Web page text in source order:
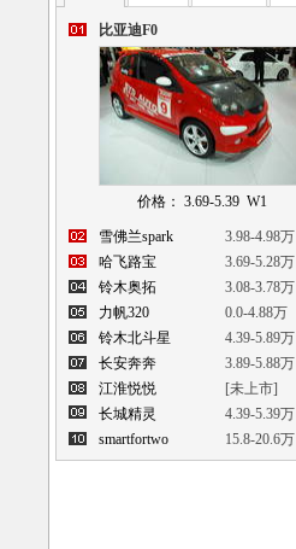
比亚迪F0
价格： 3.69-5.39 W1
雪佛兰spark 3.98-4.98万
哈飞路宝
3.69-5.28万
铃木奥拓
3.08-3.78万
力帆320
0.0-4.88万
铃木北斗星
4.39-5.89万
长安奔奔
3.89-5.88万
江淮悦悦
[未上市]
长城精灵
4.39-5.39万
smartfortwo
15.8-20.6万